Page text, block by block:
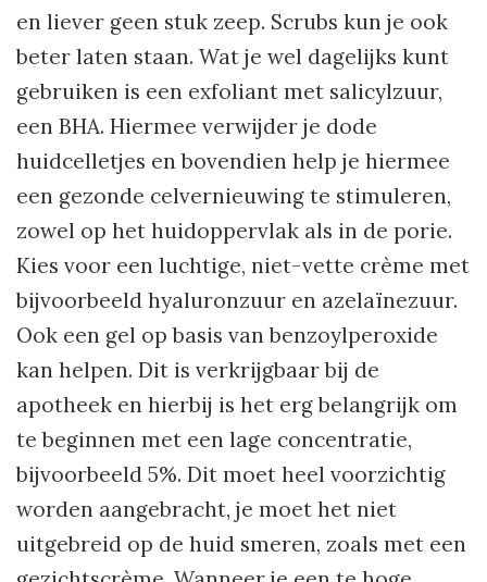
en liever geen stuk zeep. Scrubs kun je ook
beter laten staan. Wat je wel dagelijks kunt
gebruiken is een exfoliant met salicylzuur,
een BHA. Hiermee verwijder je dode
huidcelletjes en bovendien help je hiermee
een gezonde celvernieuwing te stimuleren,
zowel op het huidoppervlak als in de porie.
Kies voor een luchtige, niet-vette crème met
bijvoorbeeld hyaluronzuur en azelaïnezuur.
Ook een gel op basis van benzoylperoxide
kan helpen. Dit is verkrijgbaar bij de
apotheek en hierbij is het erg belangrijk om
te beginnen met een lage concentratie,
bijvoorbeeld 5%. Dit moet heel voorzichtig
worden aangebracht, je moet het niet
uitgebreid op de huid smeren, zoals met een